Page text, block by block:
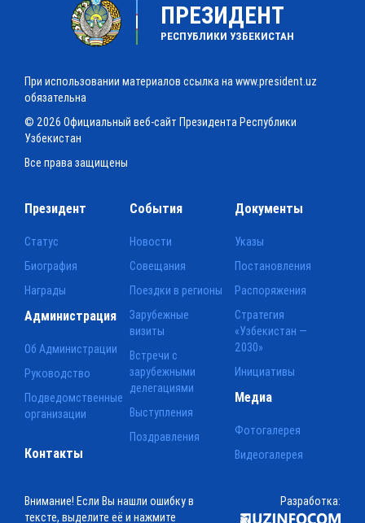
ПРЕЗИДЕНТ
РЕСПУБЛИКИ УЗБЕКИСТАН
При использовании материалов ссылка на www.president.uz
обязательна
© 2026 Официальный веб-сайт Президента Республики
Узбекистан
Все права защищены
Президент
Статус
Биография
Награды
События
Новости
Совещания
Поездки в регионы
Зарубежные
визиты
Встречи с
зарубежными
делегациями
Выступления
Поздравления
Документы
Указы
Постановления
Распоряжения
Стратегия
«Узбекистан —
2030»
Инициативы
Администрация
Об Администрации
Руководство
Подведомственные
организации
Медиа
Фотогалерея
Видеогалерея
Контакты
Внимание! Если Вы нашли ошибку в
тексте, выделите её и нажмите
Разработка: